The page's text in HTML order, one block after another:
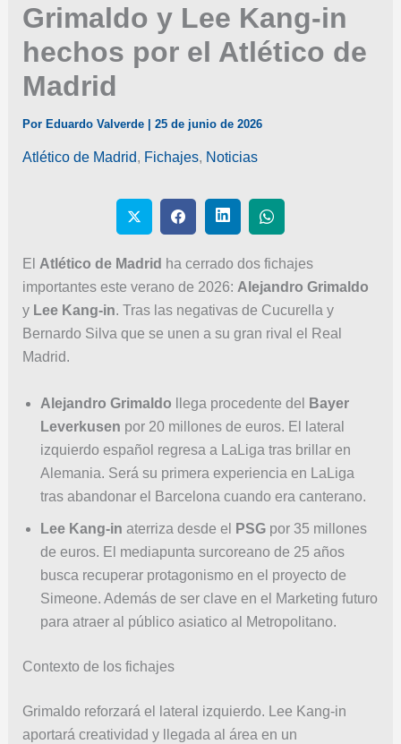
Grimaldo y Lee Kang-in
hechos por el Atlético de
Madrid
Por Eduardo Valverde 25 de junio de 2026
Atlético de Madrid, Fichajes, Noticias
El Atlético de Madrid ha cerrado dos fichajes
importantes este verano de 2026: Alejandro Grimaldo
y Lee Kang-in. Tras las negativas de Cucurella y
Bernardo Silva que se unen a su gran rival el Real
Madrid.
Alejandro Grimaldo llega procedente del
Bayer
Leverkusen por 20 millones de euros. El lateral
izquierdo español regresa a LaLiga tras brillar en
Alemania. Será su primera experiencia en LaLiga
tras abandonar el Barcelona cuando era canterano.
Lee Kang-in aterriza desde el PSGpor 35 millones
de euros. El mediapunta surcoreano de 25 años
busca recuperar protagonismo en el proyecto de
Simeone. Además de ser clave en el Marketing futuro
para atraer al público asiatico al Metropolitano.
Contexto de los fichajes
Grimaldo reforzará el lateral izquierdo. Lee Kang-in
aportará creatividad y llegada al área en un